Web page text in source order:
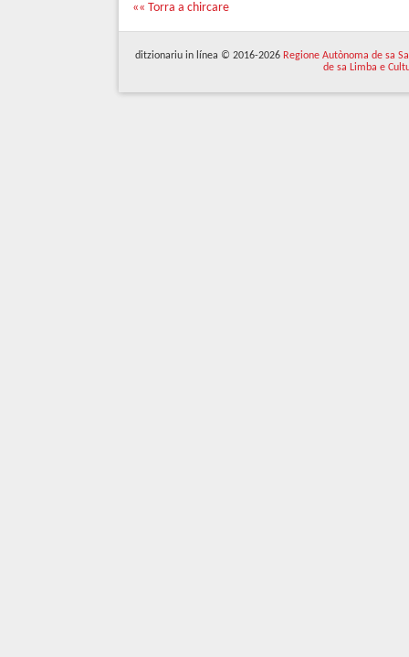
«« Torra a chircare
ditzionariu in línea © 2016-2026 Regione Autònoma de sa
de sa Limba e